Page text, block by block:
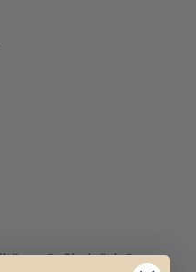
për Shqipërinë